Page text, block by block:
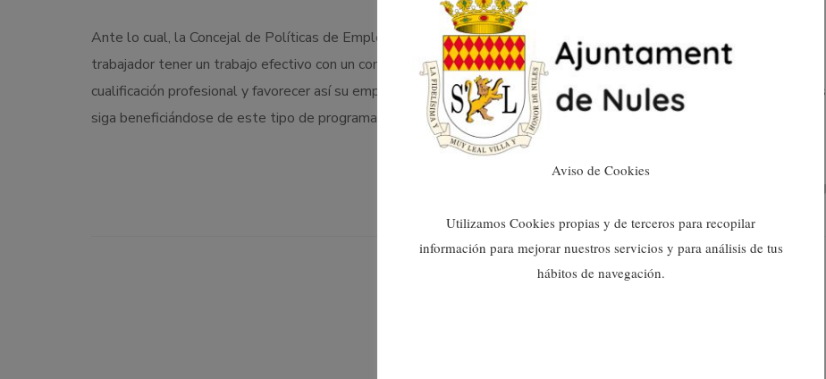
Ante lo cual, la Concejal de Políticas de Empleo, Rosa Ventura, explica que “estos talleres posibilitan al alumnado-
trabajador tener un trabajo efectivo con un contrato de formación y aprendizaje con los que se pretende mejorar su
cualificación profesional y favorecer así su empleabilidad. Desde el ayuntamiento seguimos trabajando para que Nules
siga beneficiándose de este tipo de programas de empleo”.
Aviso de Cookies
Utilizamos Cookies propias y de terceros para recopilar
información para mejorar nuestros servicios y para análisis de tus
hábitos de navegación.